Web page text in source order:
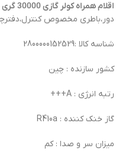
اقلام همراه کولر گازی 30000 گری :
دور،باطری مخصوص کنترل،دفترچه راهنما،5متر
شناسه کالا :2800000152529
کشور سازنده : چین
رتبه انرژی : A+++
گاز خنک کننده : R410a
میزان سر و صدا : کم